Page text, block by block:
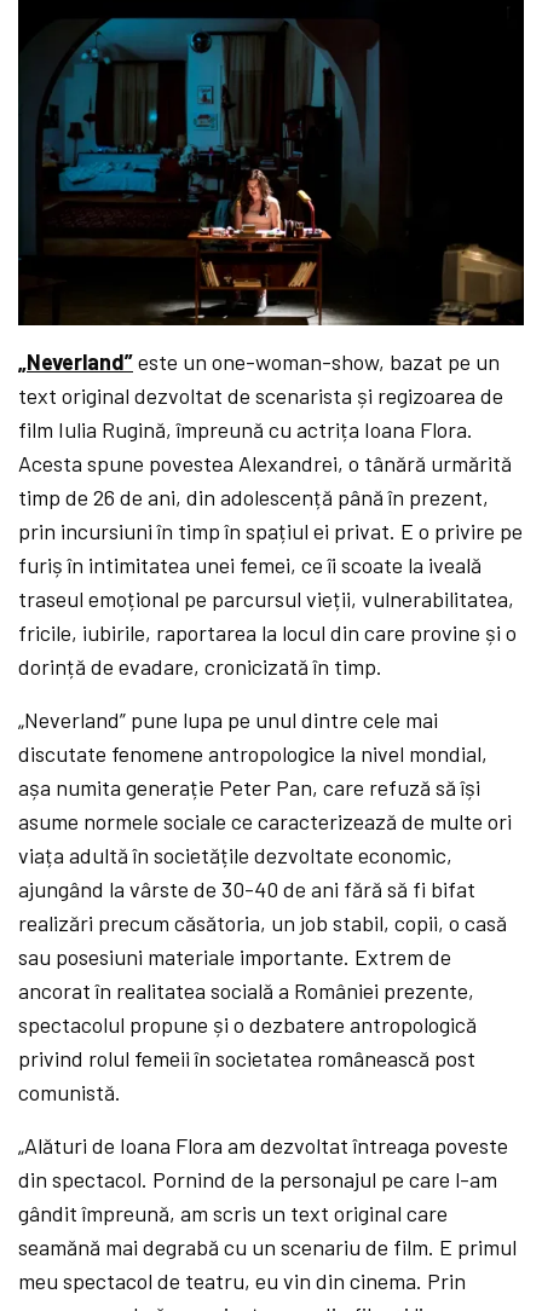
„Neverland”este un one-woman-show, bazat pe un
text original dezvoltat de scenarista și regizoarea de
film Iulia Rugină, împreună cu actrița Ioana Flora.
Acesta spune povestea Alexandrei, o tânără urmărită
timp de 26 de ani, din adolescență până în prezent,
prin incursiuni în timp în spațiul ei privat. E o privire pe
furiș în intimitatea unei femei, ce îi scoate la iveală
traseul emoțional pe parcursul vieții, vulnerabilitatea,
fricile, iubirile, raportarea la locul din care provine și o
dorință de evadare, cronicizată în timp.
„Neverland” pune lupa pe unul dintre cele mai
discutate fenomene antropologice la nivel mondial,
așa numita generație Peter Pan, care refuză să își
asume normele sociale ce caracterizează de multe ori
viața adultă în societățile dezvoltate economic,
ajungând la vârste de 30-40 de ani fără să fi bifat
realizări precum căsătoria, un job stabil, copii, o casă
sau posesiuni materiale importante. Extrem de
ancorat în realitatea socială a României prezente,
spectacolul propune și o dezbatere antropologică
privind rolul femeii în societatea românească post
comunistă.
„Alături de Ioana Flora am dezvoltat întreaga poveste
din spectacol. Pornind de la personajul pe care l-am
gândit împreună, am scris un text original care
seamănă mai degrabă cu un scenariu de film. E primul
meu spectacol de teatru, eu vin din cinema. Prin